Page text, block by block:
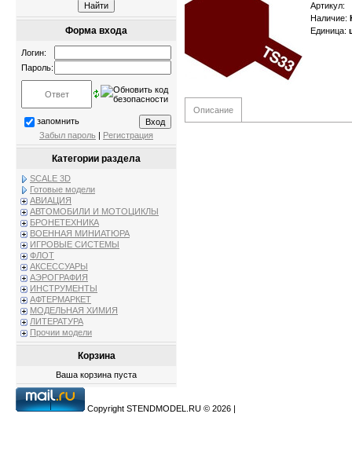
Форма входа
Логин:
Пароль:
запомнить
Забыл пароль | Регистрация
Категории раздела
SCALE 3D
Готовые модели
АВИАЦИЯ
АВТОМОБИЛИ И МОТОЦИКЛЫ
БРОНЕТЕХНИКА
ВОЕННАЯ МИНИАТЮРА
ИГРОВЫЕ СИСТЕМЫ
ФЛОТ
АКСЕССУАРЫ
АЭРОГРАФИЯ
ИНСТРУМЕНТЫ
АФТЕРМАРКЕТ
МОДЕЛЬНАЯ ХИМИЯ
ЛИТЕРАТУРА
Прочии модели
Корзина
Ваша корзина пуста
Артикул:
Наличие:
Единица:
Описание
Copyright STENDMODEL.RU © 2026 |